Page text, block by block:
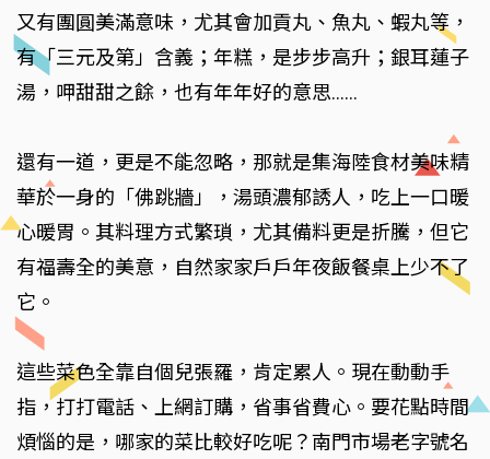
又有團圓美滿意味，尤其會加貢丸、魚丸、蝦丸等，
有「三元及第」含義；年糕，是步步高升；銀耳蓮子
湯，呷甜甜之餘，也有年年好的意思……
還有一道，更是不能忽略，那就是集海陸食材美味精
華於一身的「佛跳牆」，湯頭濃郁誘人，吃上一口暖
心暖胃。其料理方式繁瑣，尤其備料更是折騰，但它
有福壽全的美意，自然家家戶戶年夜飯餐桌上少不了
它。
這些菜色全靠自個兒張羅，肯定累人。現在動動手
指，打打電話、上網訂購，省事省費心。要花點時間
煩惱的是，哪家的菜比較好吃呢？南門市場老字號名